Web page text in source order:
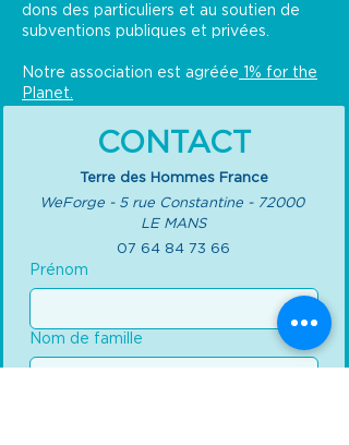
dons des particuliers et au soutien de
subventions publiques et privées.
Notre association est agréée 1% for the
Planet.
CONTACT
Terre des Hommes France
WeForge - 5 rue Constantine - 72000
LE MANS
07 64 84 73 66
Prénom
Nom de famille